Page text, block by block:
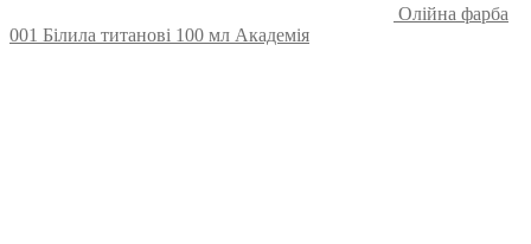
Олійна фарба
001 Білила титанові 100 мл Академія